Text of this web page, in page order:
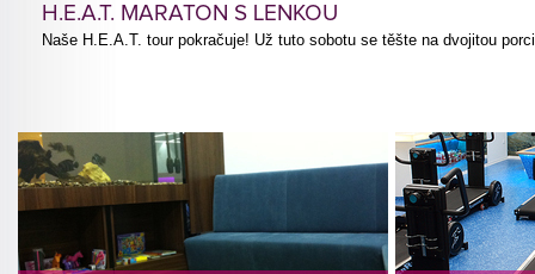
H.E.A.T. MARATON S LENKOU
Naše H.E.A.T. tour pokračuje! Už tuto sobotu se těšte na dvojitou